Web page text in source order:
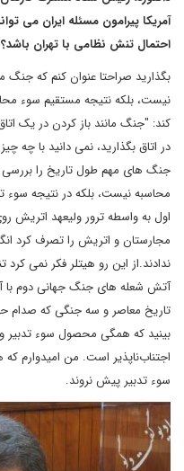
آمریکا پیرامون مسئله ایران می
احتمال تنش نظامی با تهران باشد؟
بگذارید صراحتا عنوان کنم که جنگ
نیست، بلکه نتیجه مستقیم سوء
کند: "جنگ مانند باز کردن در یک
در اتاق بگذارید، نمی دانید با چه
جنگ های مهم طول تاریخ را بررسی
محاسبه نیست، بلکه در نتیجه سوء
اول به واسطه ترور ولیعهد اتریش
مجارستان و اتریش را تصرف کرد
ندادند.از این رو هیتلر فکر نمی کرد
آتش شعله های جنگ جهانی دوم با
تاریخ معاصر و سه جنگی که صدام
بینید که همگی محصول سوء تدبیر
اجتناب‌ناپذیر است. من امیدوارم
سوء تدبیر پیش نروند.